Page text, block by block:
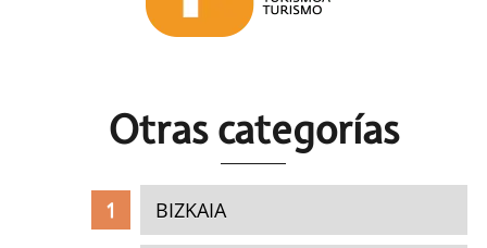
Otras categorías
BIZKAIA